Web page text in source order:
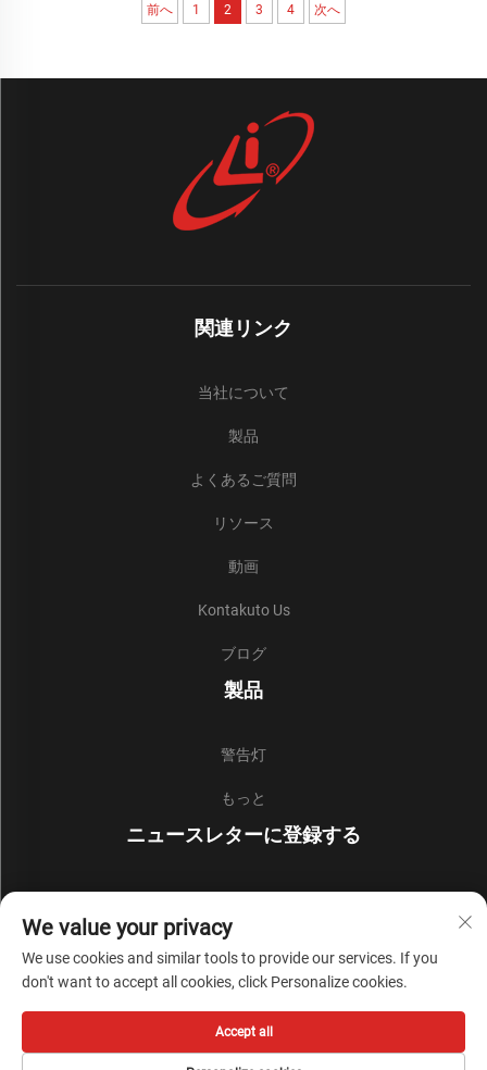
前へ 1 2 3 4 次へ
関連リンク
当社について
製品
よくあるご質問
リソース
動画
Kontakuto Us
ブログ
製品
警告灯
もっと
ニュースレターに登録する
めに、私たちのニュースレターにご参加ください。
We value your privacy
We use cookies and similar tools to provide our services. If you
don't want to accept all cookies, click Personalize cookies.
Accept all